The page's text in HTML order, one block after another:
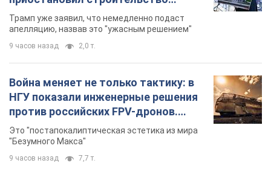
бального зала стоимостью 400 млн
долларов
Трамп уже заявил, что немедленно подаст
апелляцию, назвав это "ужасным решением"
9 часов назад 2,0 т.
Война меняет не только тактику: в
НГУ показали инженерные решения
против российских FPV-дронов.
Фото
Это "постапокалиптическая эстетика из мира
"Безумного Макса"
9 часов назад 7,7 т.